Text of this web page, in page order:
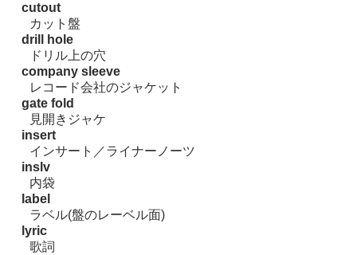
cutout
カット盤
drill hole
ドリル上の穴
company sleeve
レコード会社のジャケット
gate fold
見開きジャケ
insert
インサート／ライナーノーツ
inslv
内袋
label
ラベル(盤のレーベル面)
lyric
歌詞